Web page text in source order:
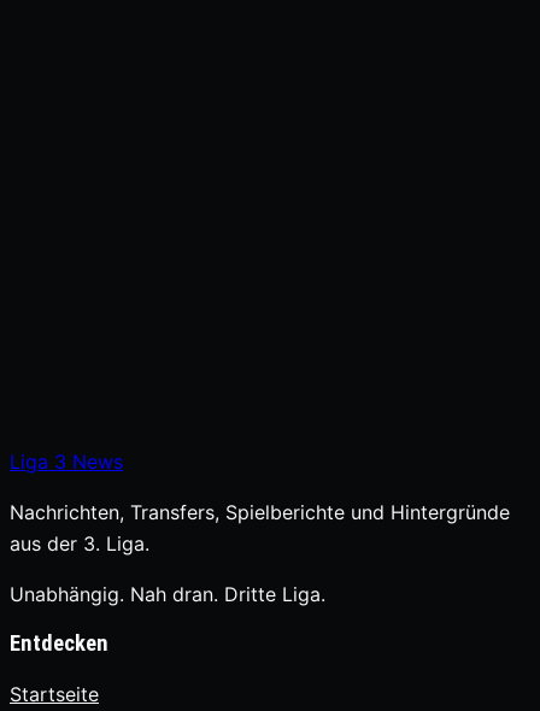
Liga 3 News
Nachrichten, Transfers, Spielberichte und Hintergründe
aus der 3. Liga.
Unabhängig. Nah dran. Dritte Liga.
Entdecken
Startseite